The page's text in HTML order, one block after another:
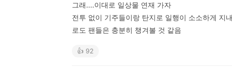
그래....이대로 일상물 연재 가자
전투 없이 기주들이랑 탄지로 일행이 소소하게 지
로도 팬들은 충분히 챙겨볼 것 같음
👍 92